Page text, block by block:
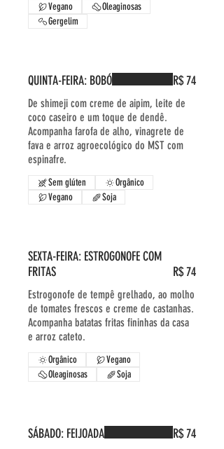
Vegano
Oleaginosas
Gergelim
QUINTA-FEIRA: BOBÓ
De shimeji com creme de aipim, leite de
coco caseiro e um toque de dendê.
Acompanha farofa de alho, vinagrete de
fava e arroz agroecológico do MST com
espinafre.
R$ 74
Sem glúten
Orgânico
Vegano
Soja
SEXTA-FEIRA: ESTROGONOFE COM
FRITAS
Estrogonofe de tempê grelhado, ao molho
de tomates frescos e creme de castanhas.
Acompanha batatas fritas fininhas da casa
e arroz cateto.
R$ 74
Orgânico
Vegano
Oleaginosas
Soja
SÁBADO: FEIJOADA R$ 74